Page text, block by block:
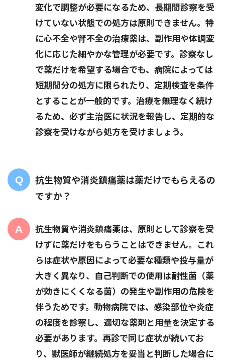
変化で調整が必要になるため、長期間診察を受
けていない状態での処方は原則できません。特
に心不全や腎不全の治療薬は、副作用や体調変
化に応じた細やかな管理が必要です。診察なし
で薬だけを希望する場合でも、病院によっては
短期間分の処方に限られたり、定期検査を条件
とすることが一般的です。治療を無理なく続け
るため、必ず主治医に状況を報告し、定期的な
診察を受けながら処方を受けましょう。
抗生物質や消炎鎮痛薬は薬だけでもらえるの
ですか？
抗生物質や消炎鎮痛薬は、原則として診察を受
けずに薬だけをもらうことはできません。これ
らは症状や原因によって必要な種類や投与量が
大きく異なり、自己判断での使用は耐性菌（薬
が効きにくくなる菌）の発生や副作用の危険を
伴うためです。動物病院では、感染部位や炎症
の程度を診察し、適切な薬剤と用量を決定する
必要があります。再診で同じ症状が続いてお
り、獣医師が継続処方を妥当と判断した場合に